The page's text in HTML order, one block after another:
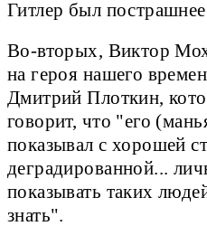
Гитлер был
Во-вторых, Виктор
на героя нашего
Дмитрий Плоткин,
говорит, что "его
показывал с хорошей
деградированной...
показывать таких
знать".